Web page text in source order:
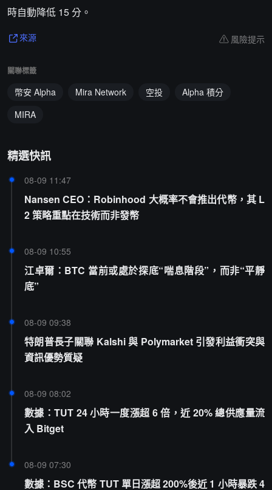
時自動降低 15 分。
來源 風險提示
關聯標籤
幣安 Alpha Mira Network 空投
Alpha 積分
MIRA
精選快訊
08-09 11:47
Nansen CEO：Robinhood 大概率不會推出代幣，其 L
2 策略重點在技術而非發幣
08-09 10:55
江卓爾：BTC 當前或處於探底“喘息階段”，而非“平靜
底”
08-09 09:38
特朗普長子關聯 Kalshi 與 Polymarket 引發利益衝突與
資訊優勢質疑
08-09 08:02
數據：TUT 24 小時一度漲超 6 倍，近 20% 總供應量流
入 Bitget
08-09 07:30
數據：BSC 代幣 TUT 單日漲超 200%後近 1 小時暴跌 4